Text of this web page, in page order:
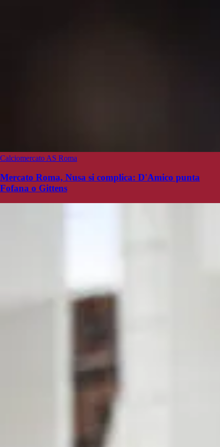
Calciomercato AS Roma
Mercato Roma, Nusa si complica: D'Amico punta
Fofana o Gittens